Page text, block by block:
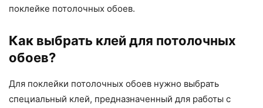
поклейке потолочных обоев.
Как выбрать клей для потолочных
обоев?
Для поклейки потолочных обоев нужно выбрать
специальный клей, предназначенный для работы с